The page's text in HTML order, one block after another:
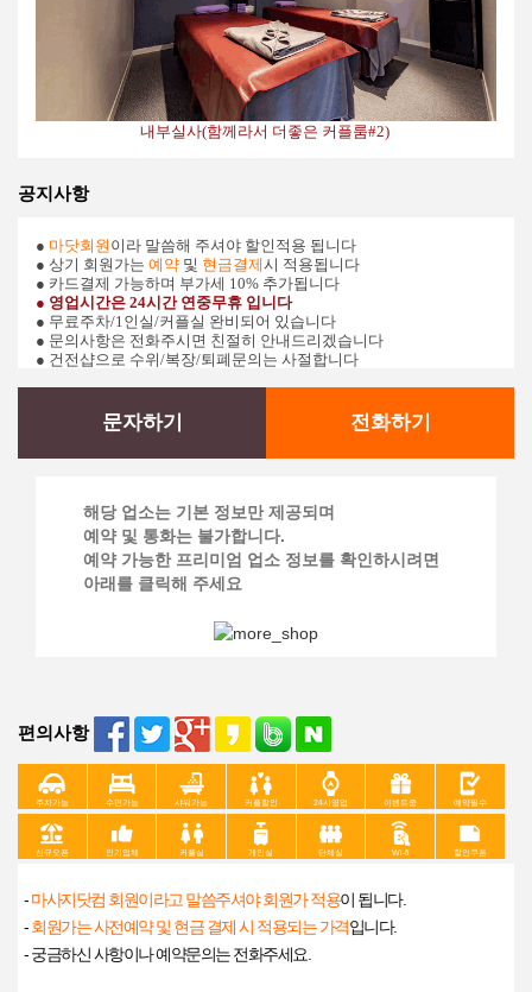
내부실사(함께라서 더좋은 커플룸#2)
공지사항
● 마닷회원 이라 말씀해 주셔야 할인적용 됩니다
● 상기 회원가는 예약 및 현금결제시 적용됩니다
● 카드결제 가능하며 부가세 10% 추가됩니다
● 영업시간은 24시간 연중무휴 입니다
● 무료주차/1인실/커플실 완비되어 있습니다
● 문의사항은 전화주시면 친절히 안내드리겠습니다
● 건전샵으로 수위/복장/퇴폐문의는 사절합니다
문자하기 전화하기
해당 업소는 기본 정보만 제공되며
예약 및 통화는 불가합니다.
예약 가능한 프리미엄 업소 정보를 확인하시려면
아래를 클릭해 주세요
편의사항
주차가능 수면가능 샤워가능 커플할인 24시영업 이벤트중 예약필수
신규오픈 인기업체 커플실 개인실 단체실 Wi-fi 할인쿠폰
-마사지닷컴 회원이라고 말씀주셔야 회원가 적용이 됩니다.
-회원가는 사전예약 및 현금 결제 시 적용되는 가격입니다.
- 궁금하신 사항이나 예약문의는 전화주세요.